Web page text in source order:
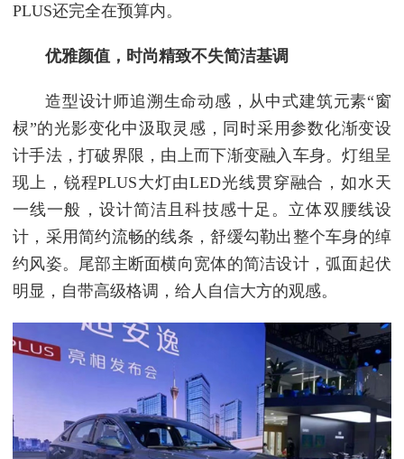
PLUS还完全在预算内。
优雅颜值，时尚精致不失简洁基调
造型设计师追溯生命动感，从中式建筑元素“窗
棂”的光影变化中汲取灵感，同时采用参数化渐变设
计手法，打破界限，由上而下渐变融入车身。灯组呈
现上，锐程PLUS大灯由LED光线贯穿融合，如水天
一线一般，设计简洁且科技感十足。立体双腰线设
计，采用简约流畅的线条，舒缓勾勒出整个车身的绰
约风姿。尾部主断面横向宽体的简洁设计，弧面起伏
明显，自带高级格调，给人自信大方的观感。